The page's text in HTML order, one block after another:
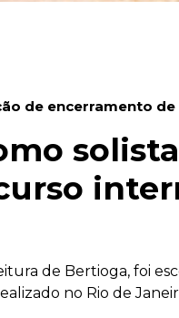
de encerramento
de Bertioga, foi
no Rio de